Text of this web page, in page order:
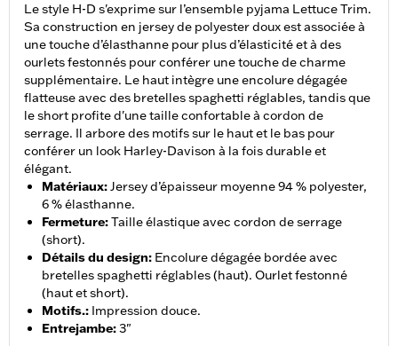
Le style H-D s'exprime sur l’ensemble pyjama Lettuce Trim.
Sa construction en jersey de polyester doux est associée à
une touche d’élasthanne pour plus d’élasticité et à des
ourlets festonnés pour conférer une touche de charme
supplémentaire. Le haut intègre une encolure dégagée
flatteuse avec des bretelles spaghetti réglables, tandis que
le short profite d'une taille confortable à cordon de
serrage. Il arbore des motifs sur le haut et le bas pour
conférer un look Harley-Davison à la fois durable et
élégant.
Matériaux:Jersey d’épaisseur moyenne 94 % polyester,
6 % élasthanne.
Fermeture:Taille élastique avec cordon de serrage
(short).
Détails du design: Encolure dégagée bordée avec
bretelles spaghetti réglables (haut). Ourlet festonné
(haut et short).
Motifs.: Impression douce.
Entrejambe:3"